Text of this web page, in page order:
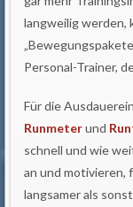
langweilig werden,
Personal-Trainer,
Für die
Runmeterund
schnell und wie
an und motivieren,
langsamer als